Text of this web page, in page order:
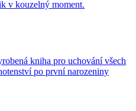
v kouzelný moment.
kniha pro uchování všech
po první narozeniny